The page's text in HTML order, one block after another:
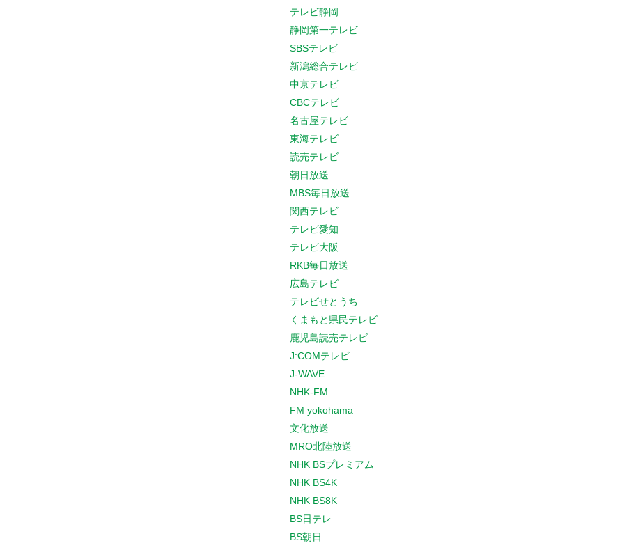
テレビ静岡
静岡第一テレビ
SBSテレビ
新潟総合テレビ
中京テレビ
CBCテレビ
名古屋テレビ
東海テレビ
読売テレビ
朝日放送
MBS毎日放送
関西テレビ
テレビ愛知
テレビ大阪
RKB毎日放送
広島テレビ
テレビせとうち
くまもと県民テレビ
鹿児島読売テレビ
J:COMテレビ
J-WAVE
NHK-FM
FM yokohama
文化放送
MRO北陸放送
NHK BSプレミアム
NHK BS4K
NHK BS8K
BS日テレ
BS朝日